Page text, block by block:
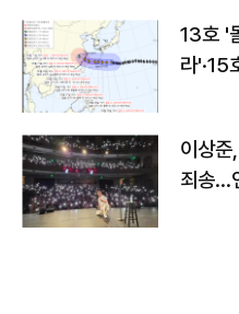
13호 '
라'·15
이상
죄송…